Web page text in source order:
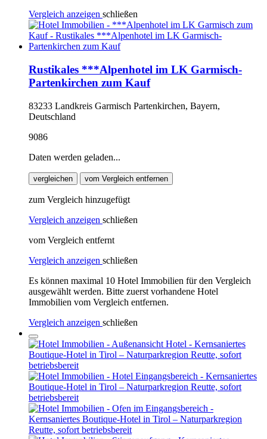
Vergleich anzeigen schließen
Rustikales ***Alpenhotel im LK Garmisch-
Partenkirchen zum Kauf
83233 Landkreis Garmisch Partenkirchen, Bayern,
Deutschland
9086
Daten werden geladen...
vergleichen vom Vergleich entfernen
zum Vergleich hinzugefügt
Vergleich anzeigen schließen
vom Vergleich entfernt
Vergleich anzeigen schließen
Es können maximal 10 Hotel Immobilien für den Vergleich
ausgewählt werden. Bitte zuerst vorhandene Hotel
Immobilien vom Vergleich entfernen.
Vergleich anzeigen schließen